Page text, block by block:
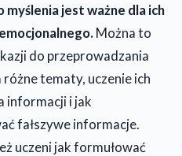
jest ważne dla ich
Można to
do przeprowadzania
tematy, uczenie ich
informacji i jak
fałszywe informacje.
uczeni jak formułować